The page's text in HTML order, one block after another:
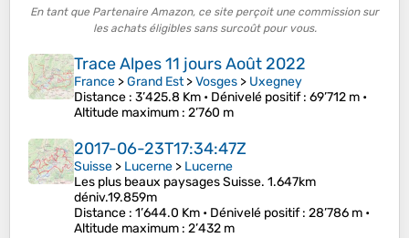
En tant que Partenaire Amazon, ce site perçoit une commission sur
les achats éligibles sans surcoût pour vous.
Trace Alpes 11 jours Août 2022
France >Grand Est>Vosges > Uxegney
Distance : 3’425.8 Km • Dénivelé positif: 69’712 m •
Altitude maximum : 2’760 m
2017-06-23T17:34:47Z
Suisse > Lucerne > Lucerne
Les plus beaux paysages Suisse. 1.647km
déniv.19.859m
Distance : 1’644.0 Km • Dénivelé positif: 28’786 m •
Altitude maximum : 2’432 m